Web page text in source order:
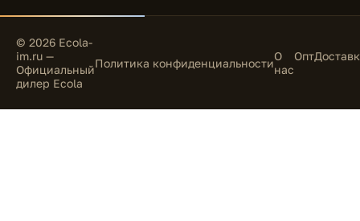
© 2026 Ecola-
im.ru —
Официальный
дилер Ecola
Политика конфиденциальностиО
нас
Опт